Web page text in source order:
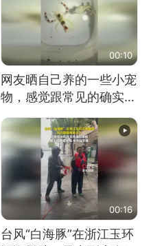
00:10
网友晒自己养的一些小宠
物，感觉跟常见的确实有
些不一样
00:16
台风“白海豚”在浙江玉环